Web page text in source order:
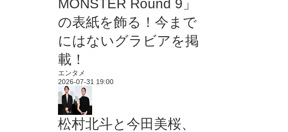
MONSTER Round 9」
の表紙を飾る！今まで
にはないグラビアを掲
載！
エンタメ
2026-07-31 19:00
松村北斗と今田美桜、